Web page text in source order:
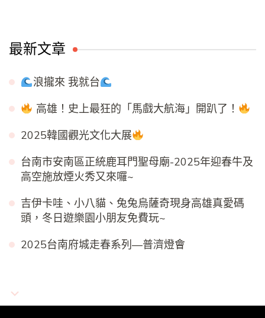
最新文章
浪攏來 我就台
高雄！史上最狂的「馬戲大航海」開趴了！
2025韓國觀光文化大展
台南市安南區正統鹿耳門聖母廟-2025年迎春牛及
高空施放煙火秀又來囉~
吉伊卡哇、小八貓、兔兔烏薩奇現身高雄真愛碼
頭，冬日遊樂園小朋友免費玩~
2025台南府城走春系列—普濟燈會